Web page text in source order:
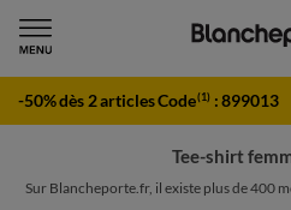
-50% dès 2 articles Code(1) :899013
Tee-shirt
Sur Blancheporte.fr, il existe plus de 400